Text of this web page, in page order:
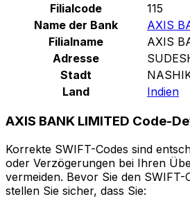
Filialcode
115
Name der Bank
AXIS
Filialname
AXIS
Adresse
Stadt
Land
Indien
AXIS BANK LIMITED Code-
Korrekte SWIFT-Codes sind
oder Verzögerungen bei Ihren
vermeiden. Bevor Sie den SWIFT-
stellen Sie sicher, dass Sie: